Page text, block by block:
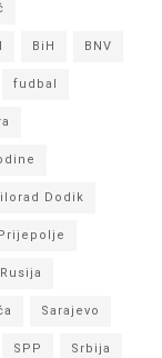
BiH BNV
fudbal
Dodik
Prijepolje
Rusija
Sarajevo
SPP Srbija